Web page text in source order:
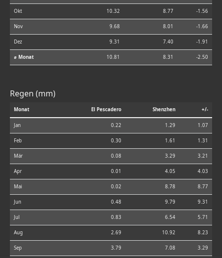
Okt 10.32 8.77 -1.56
Nov 9.68 8.01 -1.66
Dez 9.31 7.40 -1.91
⌀ Monat 10.81 8.31 -2.50
Regen (mm)
Monat El Pescadero Shenzhen +/-
Jan 0.22 1.29 1.07
Feb 0.30 1.61 1.31
Mär 0.08 3.29 3.21
Apr 0.01 4.05 4.03
Mai 0.02 8.78 8.77
Jun 0.48 9.79 9.31
Jul 0.83 6.54 5.71
Aug 2.69 10.92 8.23
Sep 3.79 7.08 3.29